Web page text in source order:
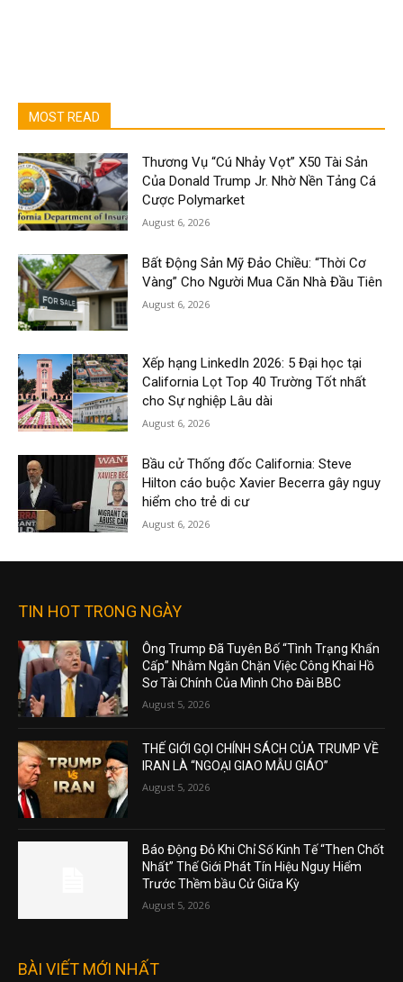
MOST READ
Thương Vụ “Cú Nhảy Vọt” X50 Tài Sản
Của Donald Trump Jr. Nhờ Nền Tảng Cá
Cược Polymarket
August 6, 2026
Bất Động Sản Mỹ Đảo Chiều: “Thời Cơ
Vàng” Cho Người Mua Căn Nhà Đầu Tiên
August 6, 2026
Xếp hạng LinkedIn 2026: 5 Đại học tại
California Lọt Top 40 Trường Tốt nhất
cho Sự nghiệp Lâu dài
August 6, 2026
Bầu cử Thống đốc California: Steve
Hilton cáo buộc Xavier Becerra gây nguy
hiểm cho trẻ di cư
August 6, 2026
TIN HOT TRONG NGÀY
Ông Trump Đã Tuyên Bố “Tình Trạng Khẩn
Cấp” Nhằm Ngăn Chặn Việc Công Khai Hồ
Sơ Tài Chính Của Mình Cho Đài BBC
August 5, 2026
THẾ GIỚI GỌI CHÍNH SÁCH CỦA TRUMP VỀ
IRAN LÀ “NGOẠI GIAO MẪU GIÁO”
August 5, 2026
Báo Động Đỏ Khi Chỉ Số Kinh Tế “Then Chốt
Nhất” Thế Giới Phát Tín Hiệu Nguy Hiểm
Trước Thềm bầu Cử Giữa Kỳ
August 5, 2026
BÀI VIẾT MỚI NHẤT